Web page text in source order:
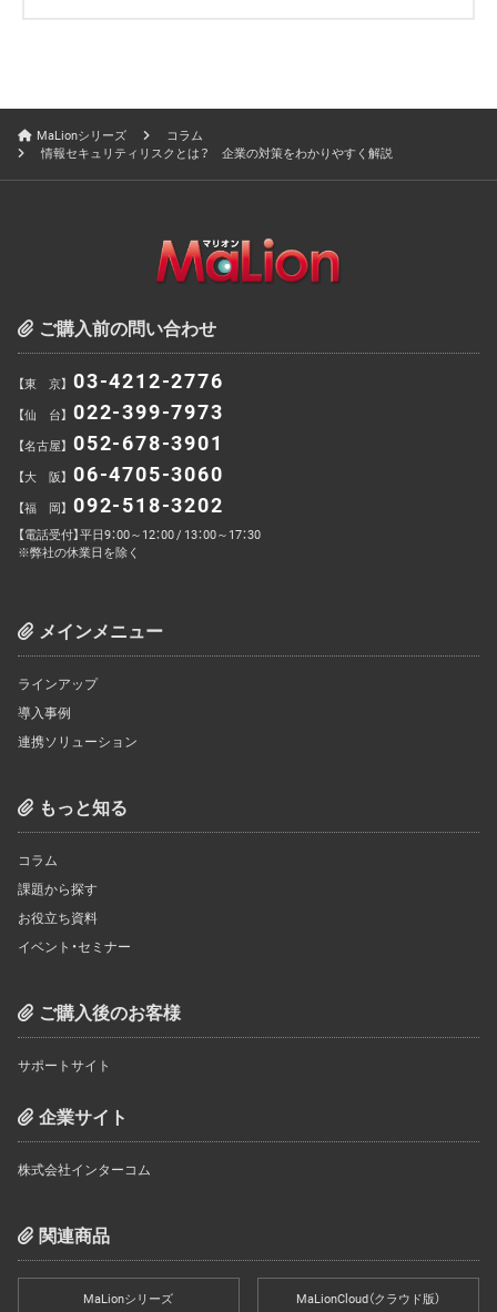
MaLionシリーズ
コラム
情報セキュリティリスクとは？ 企業の対策をわかりやすく解説
ご購入前の問い合わせ
【東 京】 03-4212-2776
【仙 台】 022-399-7973
【名古屋】 052-678-3901
【大 阪】 06-4705-3060
【福 岡】 092-518-3202
【電話受付】平日9：00～12：00 / 13：00～17：30
※弊社の休業日を除く
メインメニュー
ラインアップ
導入事例
連携ソリューション
もっと知る
コラム
課題から探す
お役立ち資料
イベント・セミナー
ご購入後のお客様
サポートサイト
企業サイト
株式会社インターコム
関連商品
MaLionシリーズ MaLionCloud（クラウド版）